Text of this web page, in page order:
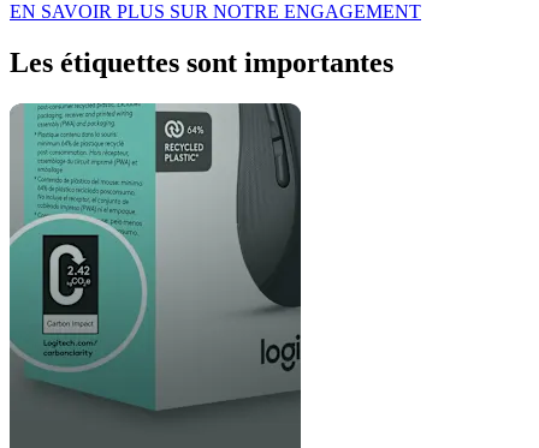
EN SAVOIR PLUS SUR NOTRE ENGAGEMENT
Les étiquettes sont importantes